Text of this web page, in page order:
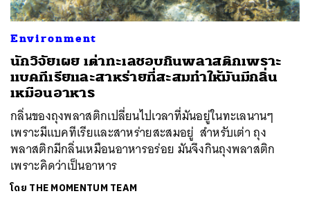
Environment
นักวิจัยเผย เต่าทะเลชอบกินพลาสติกเพราะ
แบคทีเรียและสาหร่ายที่สะสมทำให้มันมีกลิ่น
เหมือนอาหาร
กลิ่นของถุงพลาสติกเปลี่ยนไปเวลาที่มันอยู่ในทะเลนานๆ
เพราะมีแบคทีเรียและสาหร่ายสะสมอยู่ สำหรับเต่า ถุง
พลาสติกมีกลิ่นเหมือนอาหารอร่อย มันจึงกินถุงพลาสติก
เพราะคิดว่าเป็นอาหาร
โดย THE MOMENTUM TEAM